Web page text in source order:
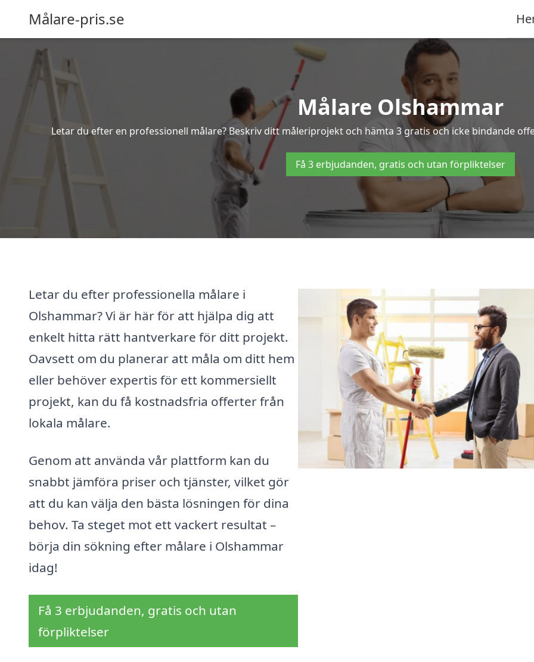
Målare-pris.se
Målare Olshammar
Letar du efter en professionell målare? Beskriv ditt måleriprojekt och hämta 3 gratis och icke bindande
Få 3 erbjudanden, gratis och utan förpliktelser
Letar du efter professionella målare i
Olshammar? Vi är här för att hjälpa dig att
enkelt hitta rätt hantverkare för ditt projekt.
Oavsett om du planerar att måla om ditt hem
eller behöver expertis för ett kommersiellt
projekt, kan du få kostnadsfria offerter från
lokala målare.
Genom att använda vår plattform kan du
snabbt jämföra priser och tjänster, vilket gör
att du kan välja den bästa lösningen för dina
behov. Ta steget mot ett vackert resultat –
börja din sökning efter målare i Olshammar
idag!
Få 3 erbjudanden, gratis och utan
förpliktelser